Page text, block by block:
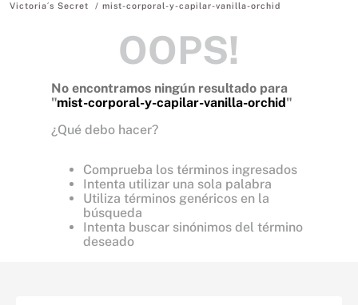
mist-corporal-y-capilar-vanilla-orchid
OOPS!
No encontramos ningún resultado para
"mist-corporal-y-capilar-vanilla-orchid"
¿Qué debo hacer?
Comprueba los términos ingresados
Intenta utilizar una sola palabra
Utiliza términos genéricos en la
búsqueda
Intenta buscar sinónimos del término
deseado